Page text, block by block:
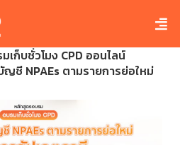
เก็บชั่วโมง CPD ออนไลน์
ชี NPAEs ตามรายการย่อใหม่